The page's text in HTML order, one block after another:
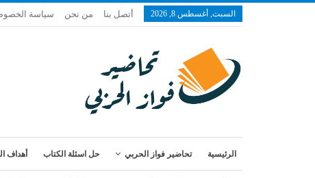
السبت, أغسطس 8, 2026 أتصل بنا من نحن سياسة
الرئيسية تحاضير فواز الحربي حل اسئلة الكتاب أهداف